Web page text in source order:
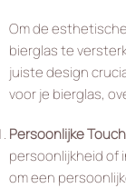
Om de
bierglas te
juiste design
voor je bierglas,
Persoonlijke Touch
persoonlijkheid of
om een